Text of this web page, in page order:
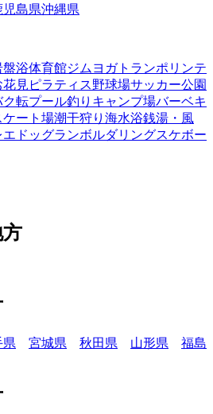
児島県沖縄県
盤浴体育館ジム ヨガトランポリンテ
花見 ピラティス野球場サッカー公園
ク転プール釣り キャンプ場バーベキ
ケート場潮干狩り 海水浴銭湯・風
エ ドッグランボルダリングスケボー
県 宮城県 秋田県 山形県
福島